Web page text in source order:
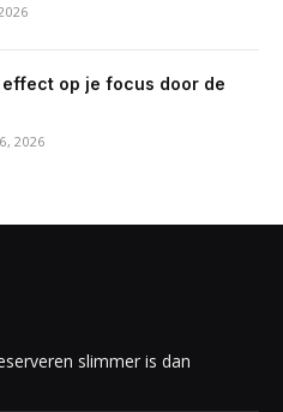
op je focus door de
2026
slimmer is dan